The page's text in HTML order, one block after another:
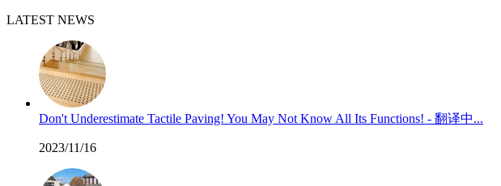
LATEST NEWS
Don't Underestimate Tactile Paving! You May Not Know All Its Functions! - 翻译中...
2023/11/16